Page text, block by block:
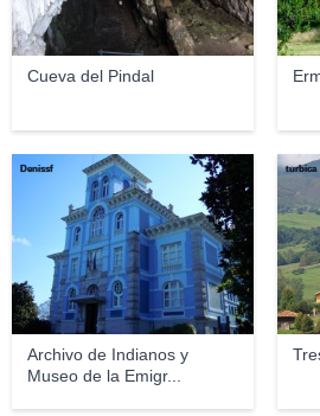
Cueva del Pindal
Archivo de Indianos y
Museo de la Emigr...
Denissf turbica